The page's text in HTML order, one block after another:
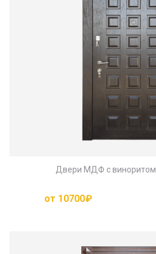
Двери МДФ с виноритом
от 10700₽